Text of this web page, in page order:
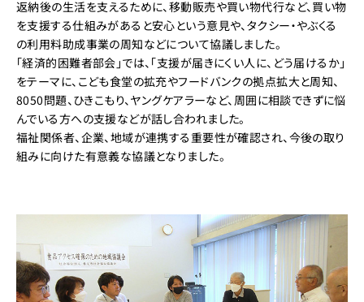
返納後の生活を支えるために、移動販売や買い物代行など、買い物
を支援する仕組みがあると安心という意見や、タクシー・やぶくる
の利用料助成事業の周知などについて協議しました。
「経済的困難者部会」では、「支援が届きにくい人に、どう届けるか」
をテーマに、こども食堂の拡充やフードバンクの拠点拡大と周知、
8050問題、ひきこもり、ヤングケアラーなど、周囲に相談できずに悩
んでいる方への支援などが話し合われました。
福祉関係者、企業、地域が連携する重要性が確認され、今後の取り
組みに向けた有意義な協議となりました。